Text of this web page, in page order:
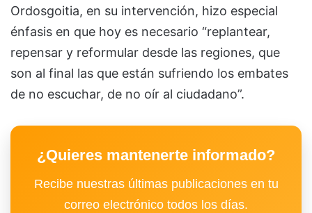
Ordosgoitia, en su intervención, hizo especial
énfasis en que hoy es necesario “replantear,
repensar y reformular desde las regiones, que
son al final las que están sufriendo los embates
de no escuchar, de no oír al ciudadano”.
¿Quieres mantenerte informado?
Recibe nuestras últimas publicaciones en tu
correo electrónico todos los días.